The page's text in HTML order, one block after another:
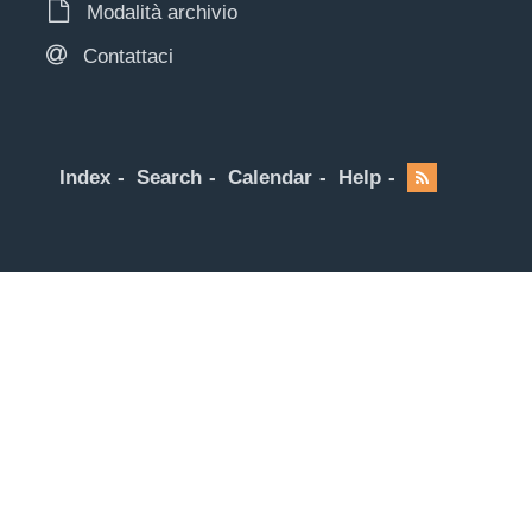
Modalità archivio
Contattaci
Index Search Calendar Help